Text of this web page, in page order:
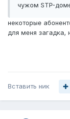
чужом STP-
некоторые
для меня загадка,
Вставить ник